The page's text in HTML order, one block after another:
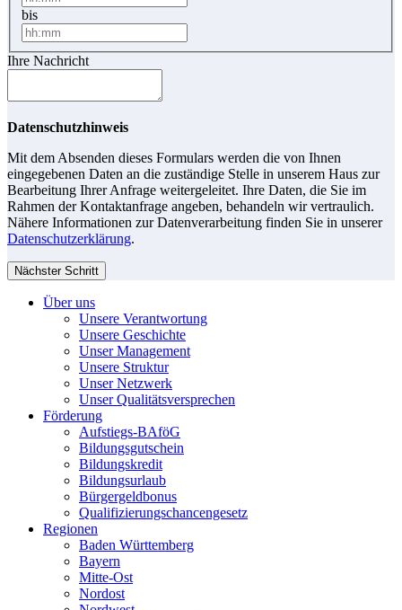
bis
Ihre Nachricht
Datenschutzhinweis
Mit dem Absenden dieses Formulars werden die von Ihnen
eingegebenen Daten an die zuständige Stelle in unserem Haus zur
Bearbeitung Ihrer Anfrage weitergeleitet. Ihre Daten, die Sie im
Rahmen der Kontaktanfrage angeben, behandeln wir vertraulich.
Nähere Informationen zur Datenverarbeitung finden Sie in unserer
Datenschutzerklärung.
Nächster Schritt
Über uns
Unsere Verantwortung
Unsere Geschichte
Unser Management
Unsere Struktur
Unser Netzwerk
Unser Qualitätsversprechen
Förderung
Aufstiegs-BAföG
Bildungsgutschein
Bildungskredit
Bildungsurlaub
Bürgergeldbonus
Qualifizierungschancengesetz
Regionen
Baden Württemberg
Bayern
Mitte-Ost
Nordost